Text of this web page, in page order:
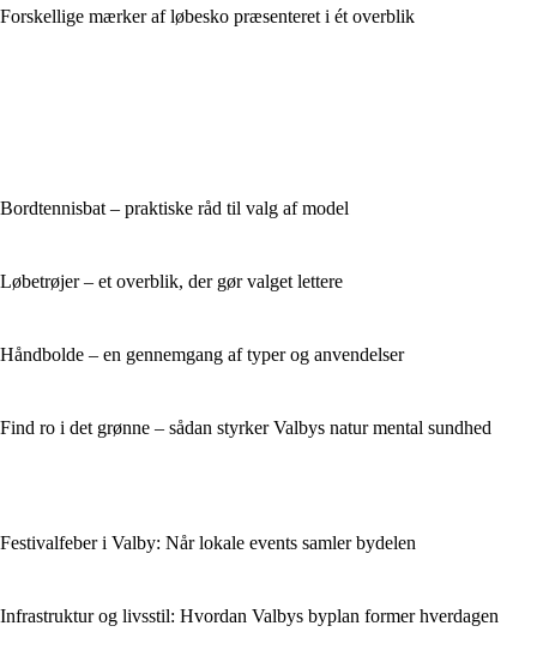
Forskellige mærker af løbesko præsenteret i ét overblik
Bordtennisbat – praktiske råd til valg af model
Løbetrøjer – et overblik, der gør valget lettere
Håndbolde – en gennemgang af typer og anvendelser
Find ro i det grønne – sådan styrker Valbys natur mental sundhed
Festivalfeber i Valby: Når lokale events samler bydelen
Infrastruktur og livsstil: Hvordan Valbys byplan former hverdagen